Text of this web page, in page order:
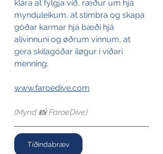
klára at fylgja við, ræður um hjá
mynduleikum, at stimbra og skapa
góðar karmar hjá bæði hjá
alivinnuni og øðrum vinnum, at
gera skilagóðar íløgur í víðari
menning.
www.faroedive.com
(Mynd 📸 FaroeDive)
Tíðindabræv